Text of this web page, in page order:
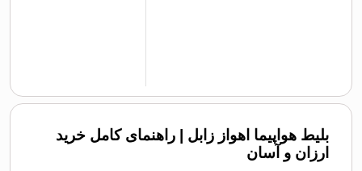
بلیط هواپیما اهواز زابل | راهنمای کامل خرید
ارزان و آسان